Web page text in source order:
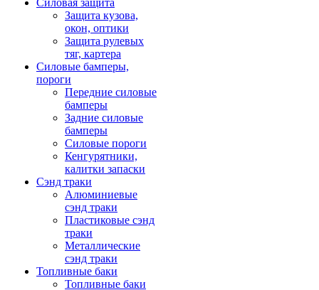
Силовая защита
Защита кузова,
окон, оптики
Защита рулевых
тяг, картера
Силовые бамперы,
пороги
Передние силовые
бамперы
Задние силовые
бамперы
Силовые пороги
Кенгурятники,
калитки запаски
Сэнд траки
Алюминиевые
сэнд траки
Пластиковые сэнд
траки
Металлические
сэнд траки
Топливные баки
Топливные баки